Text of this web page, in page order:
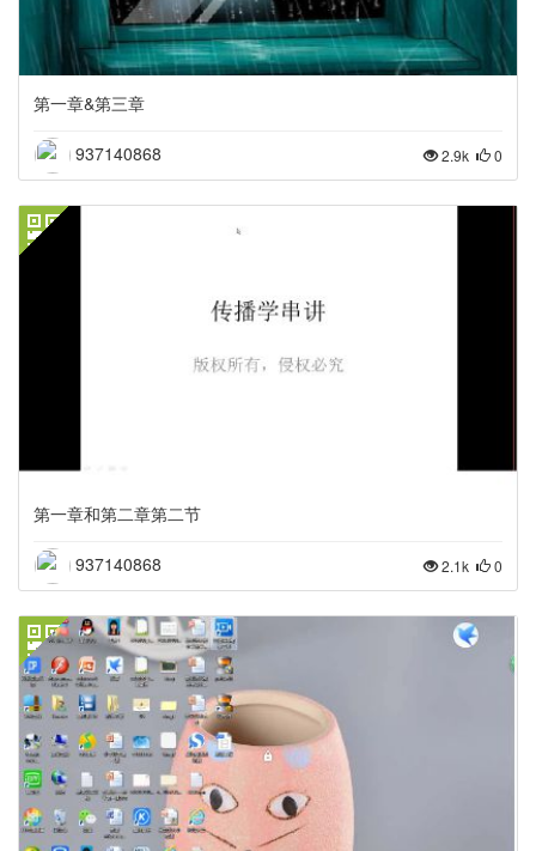
第一章&第三章
937140868 2.9k 0
第一章和第二章第二节
937140868 2.1k 0